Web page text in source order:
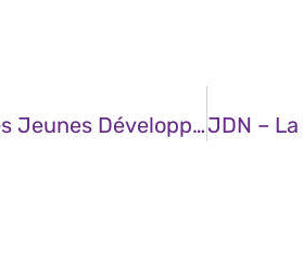
JDN – Comment L’IA Réinvente Le Rôle Des Jeunes Développeurs ?